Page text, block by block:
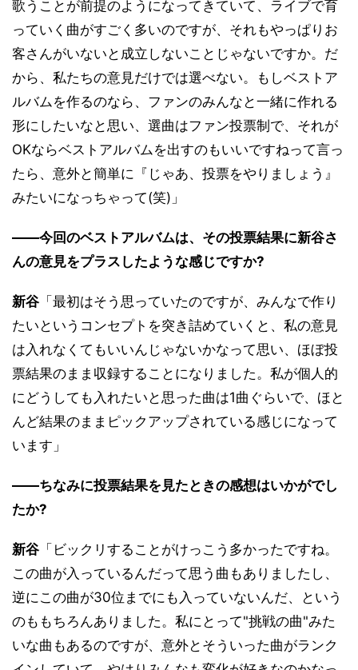
歌うことが前提のようになってきていて、ライブで育
っていく曲がすごく多いのですが、それもやっぱりお
客さんがいないと成立しないことじゃないですか。だ
から、私たちの意見だけでは選べない。もしベストア
ルバムを作るのなら、ファンのみんなと一緒に作れる
形にしたいなと思い、選曲はファン投票制で、それが
OKならベストアルバムを出すのもいいですねって言っ
たら、意外と簡単に『じゃあ、投票をやりましょう』
みたいになっちゃって(笑)」
――今回のベストアルバムは、その投票結果に新谷さ
んの意見をプラスしたような感じですか?
新谷 「最初はそう思っていたのですが、みんなで作り
たいというコンセプトを突き詰めていくと、私の意見
は入れなくてもいいんじゃないかなって思い、ほぼ投
票結果のまま収録することになりました。私が個人的
にどうしても入れたいと思った曲は1曲ぐらいで、ほと
んど結果のままピックアップされている感じになって
います」
――ちなみに投票結果を見たときの感想はいかがでし
たか?
新谷 「ビックリすることがけっこう多かったですね。
この曲が入っているんだって思う曲もありましたし、
逆にこの曲が30位までにも入っていないんだ、という
のももちろんありました。私にとって"挑戦の曲"みた
いな曲もあるのですが、意外とそういった曲がランク